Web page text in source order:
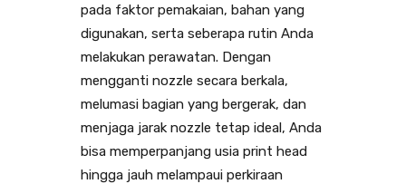
pada faktor pemakaian, bahan yang
digunakan, serta seberapa rutin Anda
melakukan perawatan. Dengan
mengganti nozzle secara berkala,
melumasi bagian yang bergerak, dan
menjaga jarak nozzle tetap ideal, Anda
bisa memperpanjang usia print head
hingga jauh melampaui perkiraan